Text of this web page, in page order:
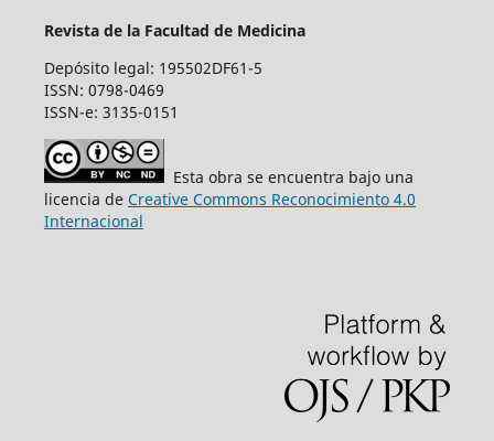
Revista de la Facultad de Medicina
Depósito legal: 195502DF61-5
ISSN: 0798-0469
ISSN-e: 3135-0151
Esta obra se encuentra bajo una
licencia de Creative Commons Reconocimiento 4.0
Internacional